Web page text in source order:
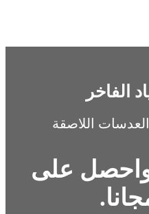
الفاخر
اللاصقة
واحصل على